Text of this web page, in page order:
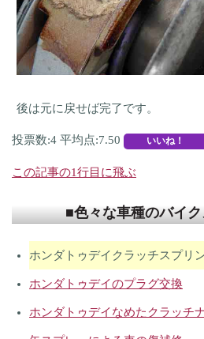
後は元に戻せば完了です。
投票数:4 平均点:7.50
この記事の1行目に飛ぶ
■色々な車種のバイ
ホンダトゥデイクラッチスプリ
ホンダトゥデイのプラグ交換
ホンダトゥデイなめたクラッチ